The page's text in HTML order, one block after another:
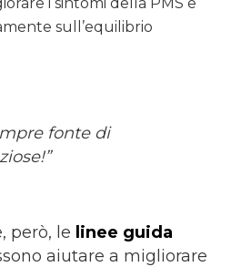
sull’equilibrio
fonte di
però, le linee guida
aiutare a migliorare